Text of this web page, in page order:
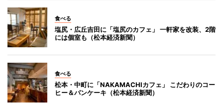
食べる
塩尻・広丘吉田に「塩尻のカフェ」 一軒家を改装、2階
には個室も（松本経済新聞）
食べる
松本・中町に「NAKAMACHIカフェ」 こだわりのコー
ヒー＆パンケーキ（松本経済新聞）